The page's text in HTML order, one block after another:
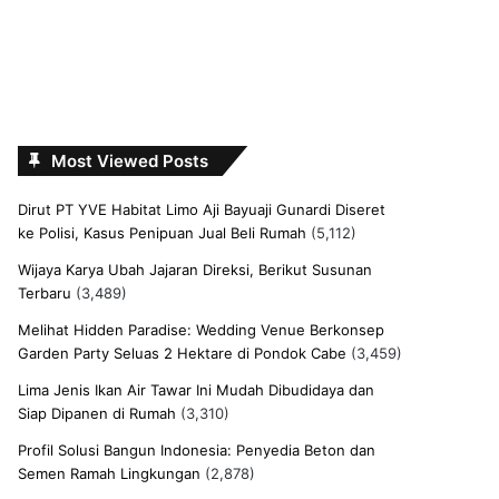
Most Viewed Posts
Dirut PT YVE Habitat Limo Aji Bayuaji Gunardi Diseret
ke Polisi, Kasus Penipuan Jual Beli Rumah (5,112)
Wijaya Karya Ubah Jajaran Direksi, Berikut Susunan
Terbaru (3,489)
Melihat Hidden Paradise: Wedding Venue Berkonsep
Garden Party Seluas 2 Hektare di Pondok Cabe (3,459)
Lima Jenis Ikan Air Tawar Ini Mudah Dibudidaya dan
Siap Dipanen di Rumah (3,310)
Profil Solusi Bangun Indonesia: Penyedia Beton dan
Semen Ramah Lingkungan (2,878)